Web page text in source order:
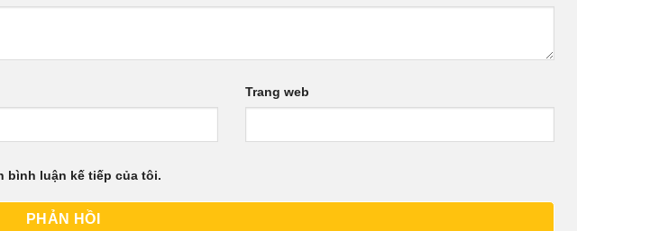
Trang web
bình luận kế tiếp của tôi.